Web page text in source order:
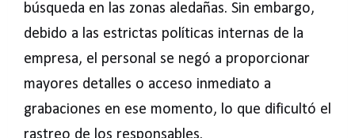
búsqueda en las zonas aledañas. Sin embargo,
debido a las estrictas políticas internas de la
empresa, el personal se negó a proporcionar
mayores detalles o acceso inmediato a
grabaciones en ese momento, lo que dificultó el
rastreo de los responsables.